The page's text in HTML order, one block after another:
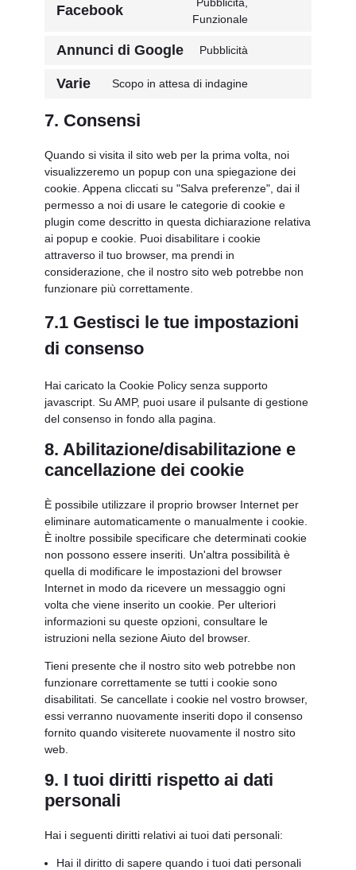
Facebook
Funzionale
Annunci di Google Pubblicità
Varie Scopo in attesa di indagine
gettext-
data-
7. Consensi
Quando si visita il sito web per la prima volta, noi
visualizzeremo un popup con una spiegazione dei
cookie. Appena cliccati su "Salva preferenze", dai il
permesso a noi di usare le categorie di cookie e
plugin come descritto in questa dichiarazione relativa
ai popup e cookie. Puoi disabilitare i cookie
attraverso il tuo browser, ma prendi in
considerazione, che il nostro sito web potrebbe non
funzionare più correttamente.
7.1 Gestisci le tue impostazioni
di consenso
Hai caricato la Cookie Policy senza supporto
javascript. Su AMP, puoi usare il pulsante di gestione
del consenso in fondo alla pagina.
8. Abilitazione/disabilitazione e
cancellazione dei cookie
È possibile utilizzare il proprio browser Internet per
eliminare automaticamente o manualmente i cookie.
È inoltre possibile specificare che determinati cookie
non possono essere inseriti. Un'altra possibilità è
quella di modificare le impostazioni del browser
Internet in modo da ricevere un messaggio ogni
volta che viene inserito un cookie. Per ulteriori
informazioni su queste opzioni, consultare le
istruzioni nella sezione Aiuto del browser.
Tieni presente che il nostro sito web potrebbe non
funzionare correttamente se tutti i cookie sono
disabilitati. Se cancellate i cookie nel vostro browser,
essi verranno nuovamente inseriti dopo il consenso
fornito quando visiterete nuovamente il nostro sito
web.
9. I tuoi diritti rispetto ai dati
personali
Hai i seguenti diritti relativi ai tuoi dati personali:
Hai il diritto di sapere quando i tuoi dati personali